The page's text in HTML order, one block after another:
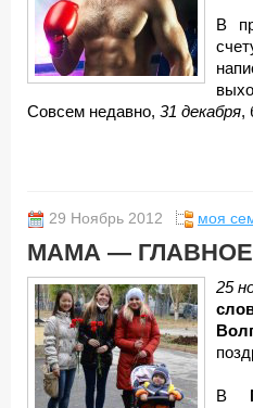
В
Совсем недавно, 31 декабря,
29 Ноябрь 2012 моя
МАМА —
25
В